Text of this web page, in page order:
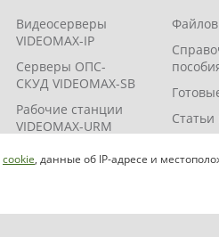
Видеосерверы
VIDEOMAX-IP
Серверы ОПС-
СКУД VIDEOMAX-SB
Рабочие станции
VIDEOMAX-URM
VIDEOMAX-
STORAGE
cookie, данные об IP-адресе и